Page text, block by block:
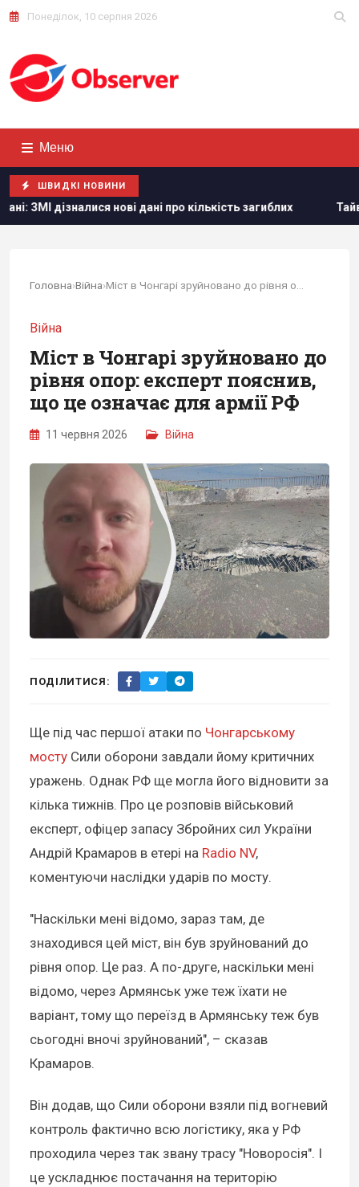
Понеділок, 10 серпня 2026
Меню
ШВИДКІ НОВИНИ
дані про кількість загиблих Тайвань показав під
Головна›Війна›
Війна
Міст в Чонгарі зруйновано до
рівня опор: експерт пояснив,
що це означає для армії РФ
11 червня 2026 Війна
ПОДІЛИТИСЯ:
Ще під час першої атаки по Чонгарському
мосту Сили оборони завдали йому критичних
уражень. Однак РФ ще могла його відновити за
кілька тижнів. Про це розповів військовий
експерт, офіцер запасу Збройних сил України
Андрій Крамаров в етері на Radio NV,
коментуючи наслідки ударів по мосту.
"Наскільки мені відомо, зараз там, де
знаходився цей міст, він був зруйнований до
рівня опор. Це раз. А по-друге, наскільки мені
відомо, через Армянськ уже теж їхати не
варіант, тому що переїзд в Армянську теж був
сьогодні вночі зруйнований", – сказав
Крамаров.
Він додав, що Сили оборони взяли під вогневий
контроль фактично всю логістику, яка у РФ
проходила через так звану трасу "Новоросія". І
це ускладнює постачання на територію